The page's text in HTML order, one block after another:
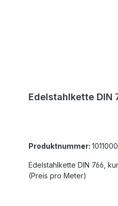
Edelstahlkette DIN
Produktnummer:
Edelstahlkette DIN 766,
(Preis pro Meter)